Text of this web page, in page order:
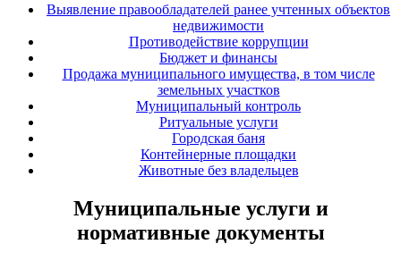
Выявление правообладателей ранее учтенных объектов
недвижимости
Противодействие коррупции
Бюджет и финансы
Продажа муниципального имущества, в том числе
земельных участков
Муниципальный контроль
Ритуальные услуги
Городская баня
Контейнерные площадки
Животные без владельцев
Муниципальные услуги и
нормативные документы